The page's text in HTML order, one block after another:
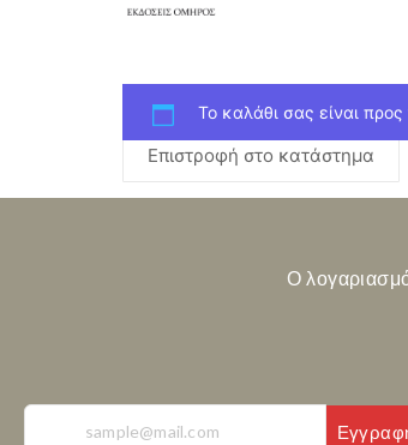
Το καλάθι σας είναι
Επιστροφή στο κατάστημα
Ο